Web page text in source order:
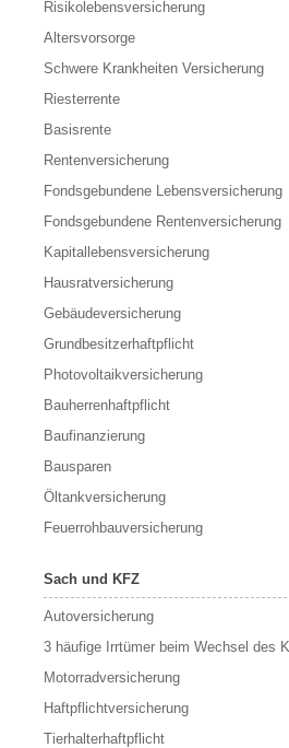
Risikolebensversicherung
Altersvorsorge
Schwere Krankheiten Versicherung
Riesterrente
Basisrente
Rentenversicherung
Fondsgebundene Lebensversicherung
Fondsgebundene Rentenversicherung
Kapitallebensversicherung
Hausratversicherung
Gebäudeversicherung
Grundbesitzerhaftpflicht
Photovoltaikversicherung
Bauherrenhaftpflicht
Baufinanzierung
Bausparen
Öltankversicherung
Feuerrohbauversicherung
Sach und KFZ
Autoversicherung
3 häufige Irrtümer beim Wechsel des
Motorradversicherung
Haftpflichtversicherung
Tierhalterhaftpflicht